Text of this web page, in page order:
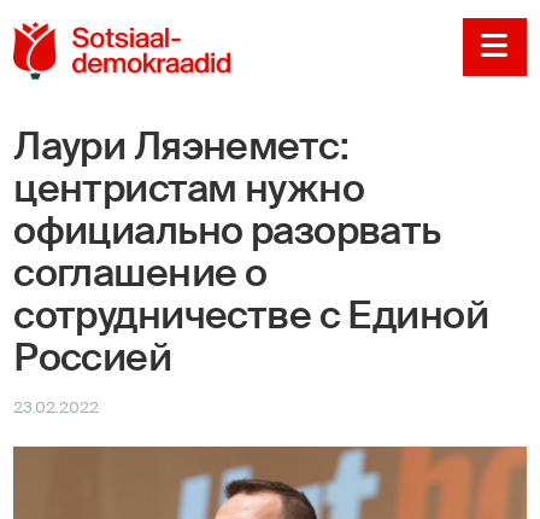
Лаури Ляэнеметс:
центристам нужно
официально разорвать
соглашение о
сотрудничестве с Единой
Россией
23.02.2022